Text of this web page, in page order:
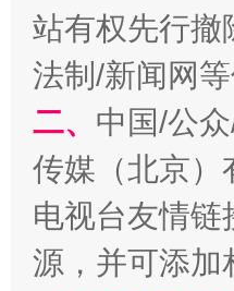
“刷贴”乱象丛生
站有权先行撤
法制/新闻网
二、 中国/公
传媒（北京）
电视台友情
源，并可添加